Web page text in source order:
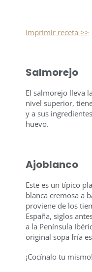
Imprimir receta >>
Salmorejo
El salmorejo lleva
nivel superior,
y a sus
huevo.
Ajoblanco
Este es un típico
blanca cremosa a
proviene de los
España, siglos
a la Península
original sopa fría
¡Cocínalo tu mismo!